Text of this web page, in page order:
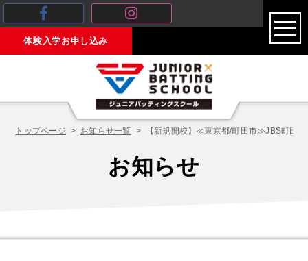
体験入学お申し込み
toggle
トップページ お知らせ一覧 【新規開校】≪東京都/町田市≫JBS町田
お知らせ